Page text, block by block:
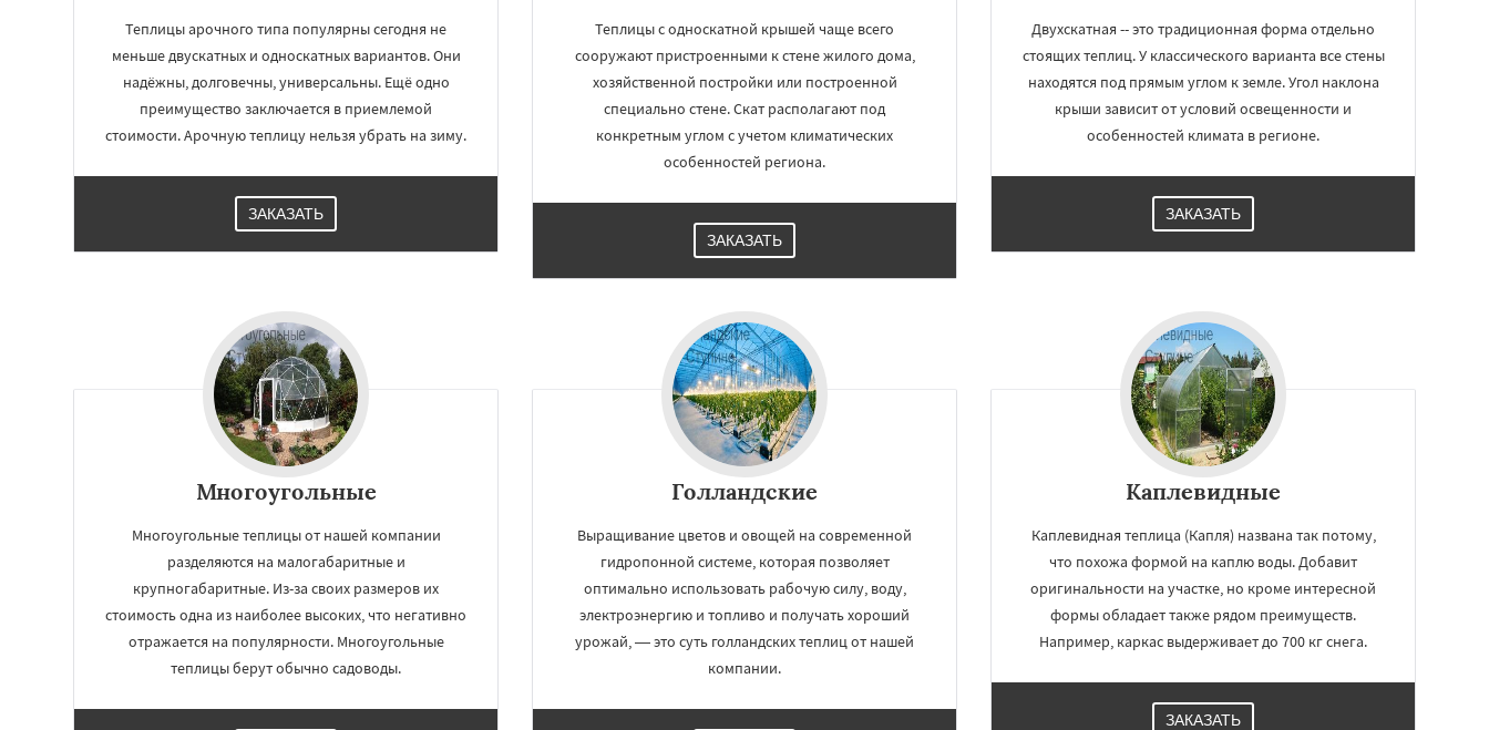
Теплицы арочного типа популярны сегодня не
меньше двускатных и односкатных вариантов. Они
надёжны, долговечны, универсальны. Ещё одно
преимущество заключается в приемлемой
стоимости. Арочную теплицу нельзя убрать на зиму.
ЗАКАЗАТЬ
Теплицы с односкатной крышей чаще всего
сооружают пристроенными к стене жилого дома,
хозяйственной постройки или построенной
специально стене. Скат располагают под
конкретным углом с учетом климатических
особенностей региона.
ЗАКАЗАТЬ
Двухскатная -- это традиционная форма отдельно
стоящих теплиц. У классического варианта все стены
находятся под прямым углом к земле. Угол наклона
крыши зависит от условий освещенности и
особенностей климата в регионе.
ЗАКАЗАТЬ
Многоугольные
Многоугольные теплицы от нашей компании
разделяются на малогабаритные и
крупногабаритные. Из-за своих размеров их
стоимость одна из наиболее высоких, что негативно
отражается на популярности. Многоугольные
теплицы берут обычно садоводы.
Голландские
Выращивание цветов и овощей на современной
гидропонной системе, которая позволяет
оптимально использовать рабочую силу, воду,
электроэнергию и топливо и получать хороший
урожай, — это суть голландских теплиц от нашей
компании.
Каплевидные
Каплевидная теплица (Капля) названа так потому,
что похожа формой на каплю воды. Добавит
оригинальности на участке, но кроме интересной
формы обладает также рядом преимуществ.
Например, каркас выдерживает до 700 кг снега.
ЗАКАЗАТЬ
УЗНАТЬ ПОДРОБНЕЕ